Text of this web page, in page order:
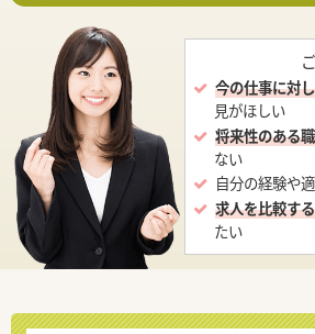
今の仕事に対
見がほしい
将来性のある
ない
自分の経験や適
求人を比較す
たい